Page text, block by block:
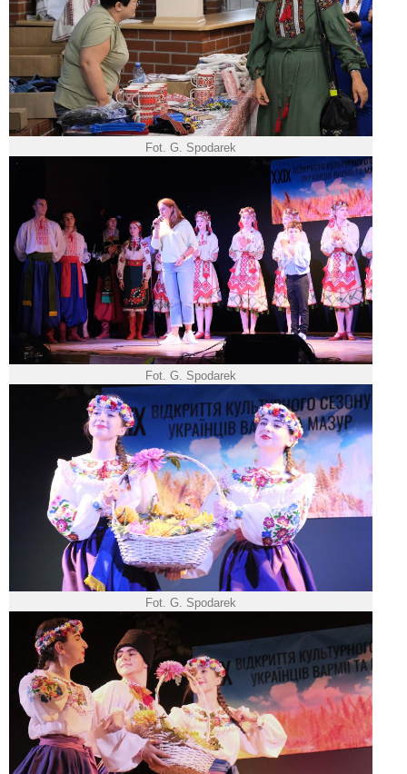
Fot. G. Spodarek
Fot. G. Spodarek
Fot. G. Spodarek